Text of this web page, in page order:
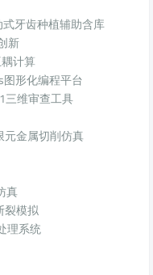
式牙齿种植辅助含库
新
计算
图形化编程平台
三维审查工具
元金属切削仿真
真
裂模拟
理系统